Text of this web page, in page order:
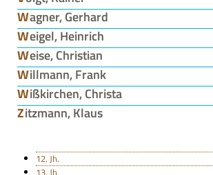
Wagner, Gerhard
Weigel, Heinrich
Weise, Christian
Willmann, Frank
Wißkirchen, Christa
Zitzmann, Klaus
12. Jh.
13. Jh.